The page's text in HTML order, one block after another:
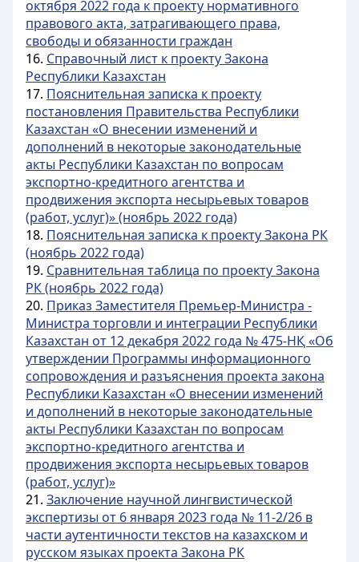
октября 2022 года к проекту нормативного
правового акта, затрагивающего права,
свободы и обязанности граждан
16. Справочный лист к проекту Закона
Республики Казахстан
17. Пояснительная записка к проекту
постановления Правительства Республики
Казахстан «О внесении изменений и
дополнений в некоторые законодательные
акты Республики Казахстан по вопросам
экспортно-кредитного агентства и
продвижения экспорта несырьевых товаров
(работ, услуг)» (ноябрь 2022 года)
18. Пояснительная записка к проекту Закона РК
(ноябрь 2022 года)
19. Сравнительная таблица по проекту Закона
РК (ноябрь 2022 года)
20. Приказ Заместителя Премьер-Министра -
Министра торговли и интеграции Республики
Казахстан от 12 декабря 2022 года № 475-НҚ «Об
утверждении Программы информационного
сопровождения и разъяснения проекта закона
Республики Казахстан «О внесении изменений
и дополнений в некоторые законодательные
акты Республики Казахстан по вопросам
экспортно-кредитного агентства и
продвижения экспорта несырьевых товаров
(работ, услуг)»
21. Заключение научной лингвистической
экспертизы от 6 января 2023 года № 11-2/26 в
части аутентичности текстов на казахском и
русском языках проекта Закона РК